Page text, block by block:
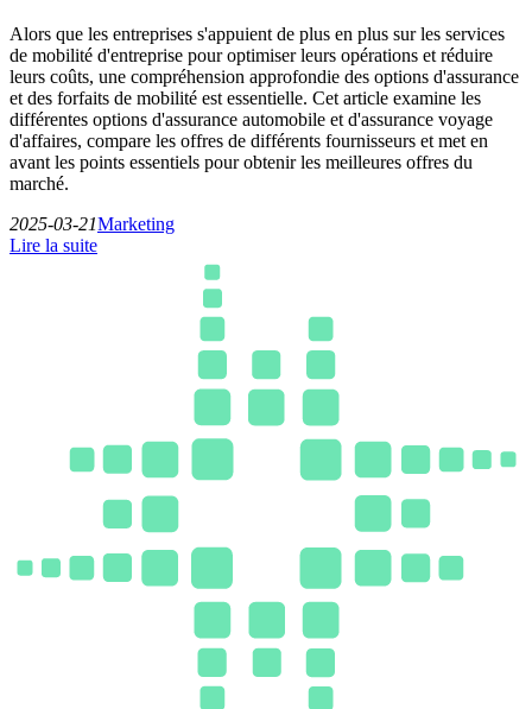
Alors que les entreprises s'appuient de plus en plus sur les services
de mobilité d'entreprise pour optimiser leurs opérations et réduire
leurs coûts, une compréhension approfondie des options d'assurance
et des forfaits de mobilité est essentielle. Cet article examine les
différentes options d'assurance automobile et d'assurance voyage
d'affaires, compare les offres de différents fournisseurs et met en
avant les points essentiels pour obtenir les meilleures offres du
marché.
2025-03-21Marketing
Lire la suite